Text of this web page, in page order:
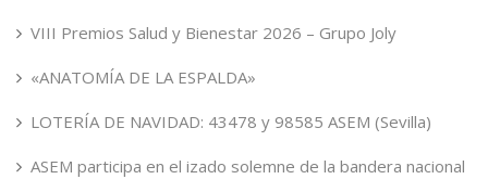
VIII Premios Salud y Bienestar 2026 – Grupo Joly
«ANATOMÍA DE LA ESPALDA»
LOTERÍA DE NAVIDAD: 43478 y 98585 ASEM (Sevilla)
ASEM participa en el izado solemne de la bandera nacional